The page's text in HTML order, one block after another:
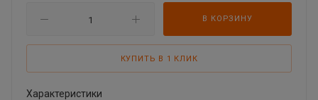
В КОРЗИНУ
КУПИТЬ В 1 КЛИК
Характеристики